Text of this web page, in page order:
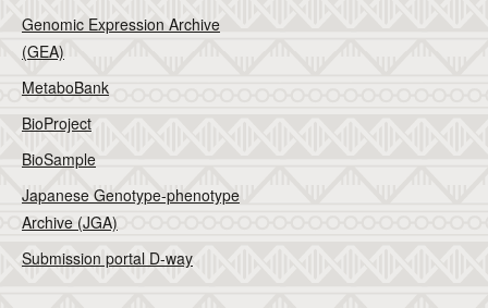
Genomic Expression Archive
(GEA)
MetaboBank
BioProject
BioSample
Japanese Genotype-phenotype
Archive (JGA)
Submission portal D-way